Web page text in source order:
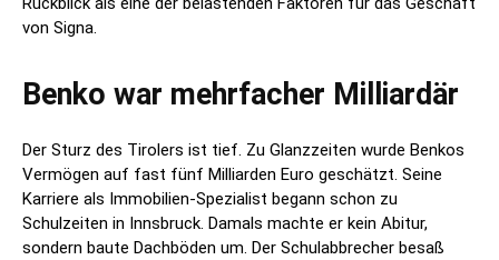
von Signa.
Benko war mehrfacher Milliardär
Der Sturz des Tirolers ist tief. Zu Glanzzeiten wurde Benkos
Vermögen auf fast fünf Milliarden Euro geschätzt. Seine
Karriere als Immobilien-Spezialist begann schon zu
Schulzeiten in Innsbruck. Damals machte er kein Abitur,
sondern baute Dachböden um. Der Schulabbrecher besaß